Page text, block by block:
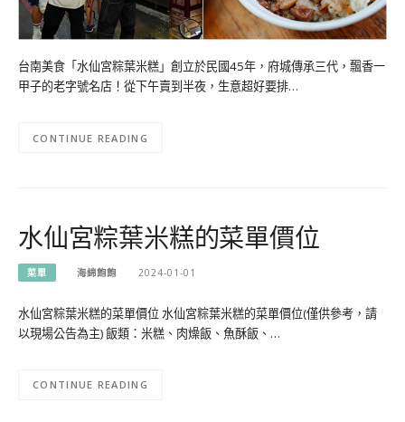
台南美食「水仙宮粽葉米糕」創立於民國45年，府城傳承三代，飄香一
甲子的老字號名店！從下午賣到半夜，生意超好要排…
CONTINUE READING
水仙宮粽葉米糕的菜單價位
菜單 海綿飽飽 2024-01-01
水仙宮粽葉米糕的菜單價位 水仙宮粽葉米糕的菜單價位(僅供參考，請
以現場公告為主) 飯類：米糕、肉燥飯、魚酥飯、…
CONTINUE READING